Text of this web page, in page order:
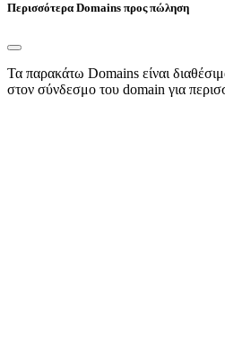
Περισσότερα Domains προς πώληση
Τα παρακάτω Domains είναι
στον σύνδεσμο του domain για